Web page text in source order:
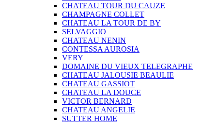
CHATEAU TOUR DU CAUZE
CHAMPAGNE COLLET
CHATEAU LA TOUR DE BY
SELVAGGIO
CHATEAU NENIN
CONTESSA AUROSIA
VERY
DOMAINE DU VIEUX TELEGRAPHE
CHATEAU JALOUSIE BEAULIE
CHATEAU GASSIOT
CHATEAU LA DOUCE
VICTOR BERNARD
CHATEAU ANGELIE
SUTTER HOME